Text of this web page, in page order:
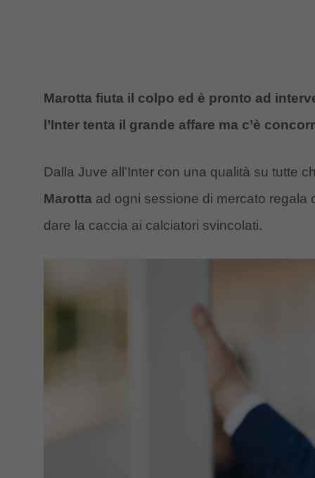
Marotta fiuta il colpo ed è pronto ad
l’Inter tenta il grande affare ma c’è
Dalla Juve all’Inter con una qualità su tutte
Marotta ad ogni sessione di mercato regala
dare la caccia ai calciatori svincolati.